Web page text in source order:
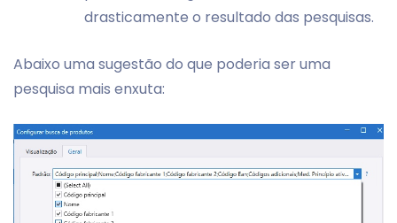
drasticamente o resultado das pesquisas.
Abaixo uma sugestão do que poderia ser uma
pesquisa mais enxuta: